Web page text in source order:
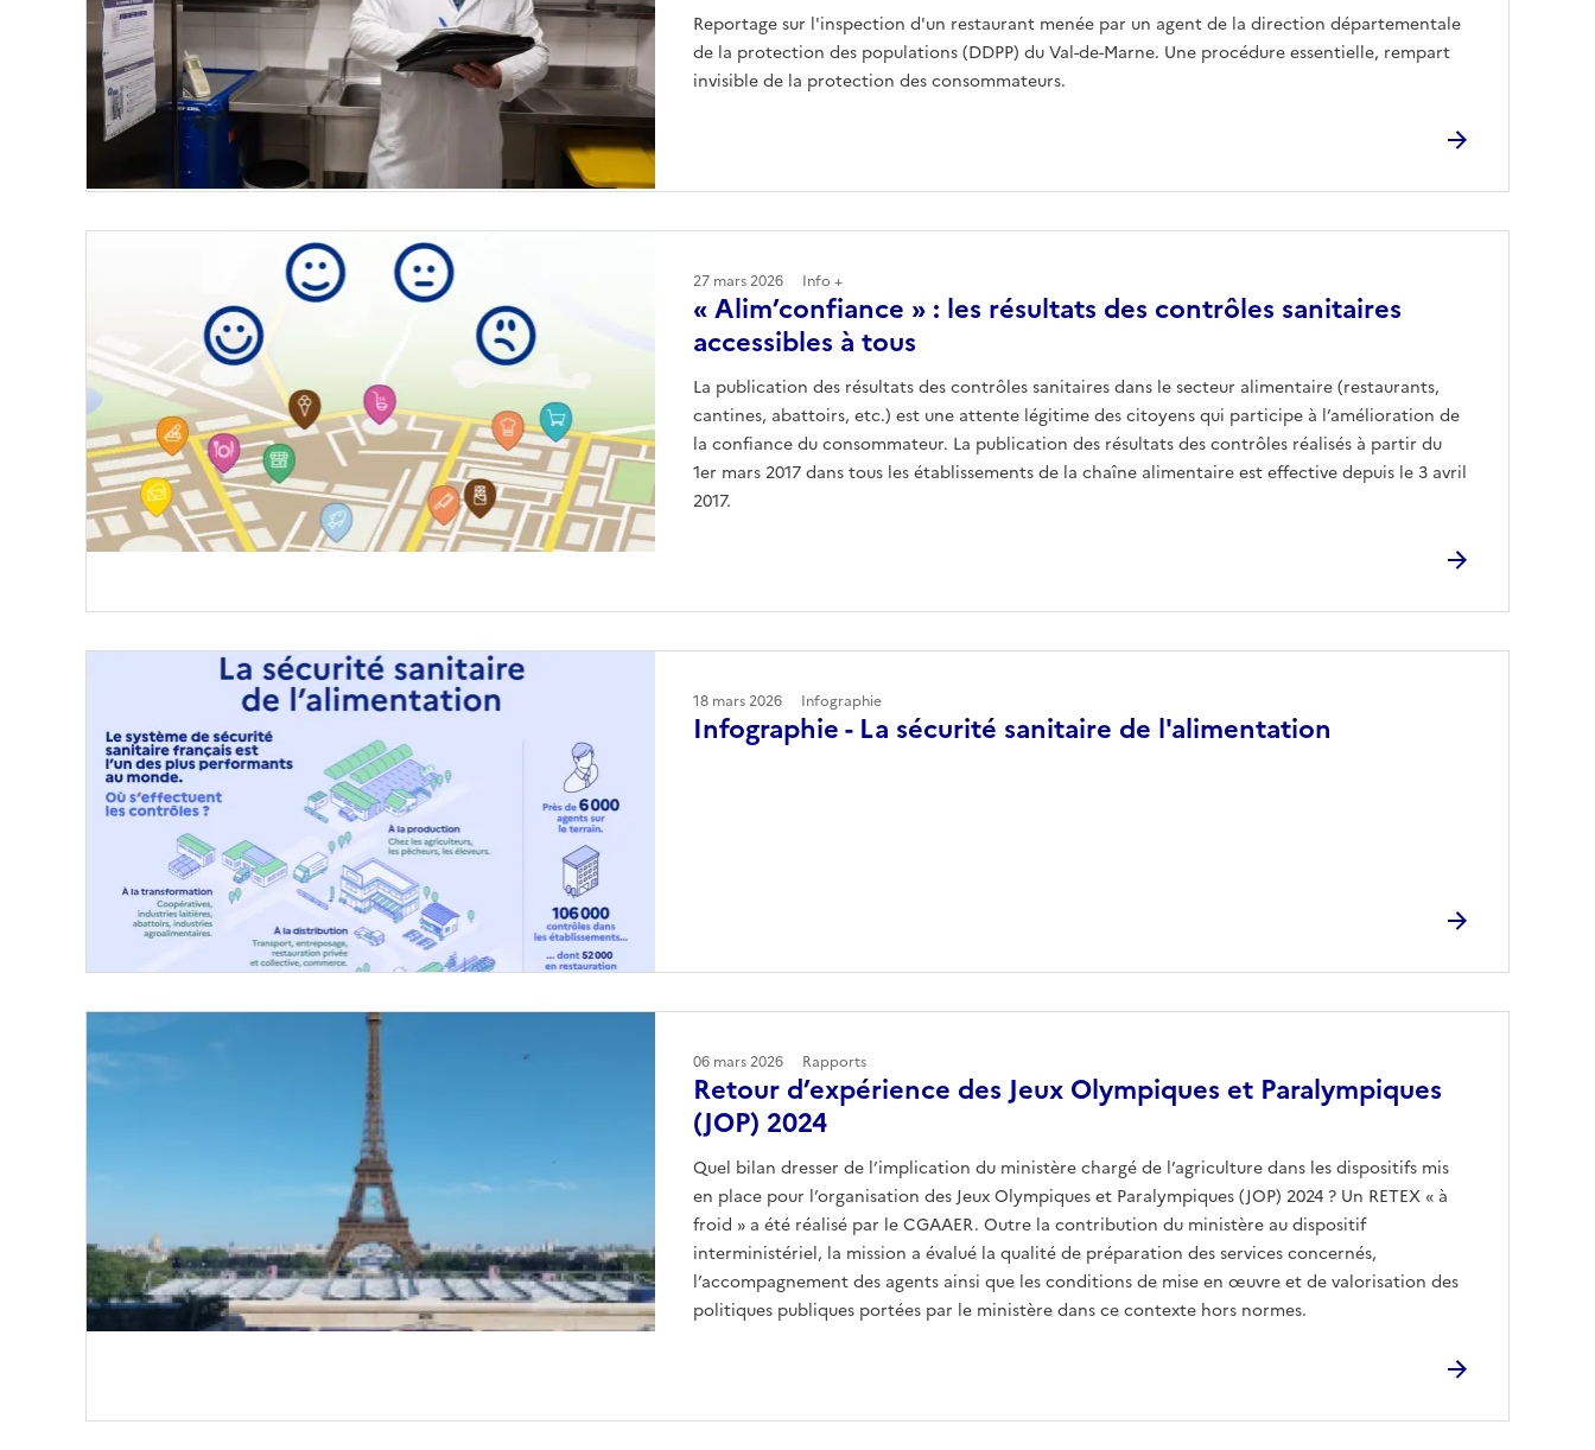
Reportage sur l'inspection d'un restaurant menée par un agent de la direction départementale
de la protection des populations (DDPP) du Val-de-Marne. Une procédure essentielle, rempart
invisible de la protection des consommateurs.
« Alim’confiance » : les résultats des contrôles sanitaires
accessibles à tous
La publication des résultats des contrôles sanitaires dans le secteur alimentaire (restaurants,
cantines, abattoirs, etc.) est une attente légitime des citoyens qui participe à l’amélioration de
la confiance du consommateur. La publication des résultats des contrôles réalisés à partir du
1er mars 2017 dans tous les établissements de la chaîne alimentaire est effective depuis le 3 avril
2017.
27 mars 2026 Info +
Infographie - La sécurité sanitaire de l'alimentation
18 mars 2026 Infographie
Retour d’expérience des Jeux Olympiques et Paralympiques
(JOP) 2024
Quel bilan dresser de l’implication du ministère chargé de l’agriculture dans les dispositifs mis
en place pour l’organisation des Jeux Olympiques et Paralympiques (JOP) 2024 ? Un RETEX « à
froid » a été réalisé par le CGAAER. Outre la contribution du ministère au dispositif
interministériel, la mission a évalué la qualité de préparation des services concernés,
l’accompagnement des agents ainsi que les conditions de mise en œuvre et de valorisation des
politiques publiques portées par le ministère dans ce contexte hors normes.
06 mars 2026 Rapports